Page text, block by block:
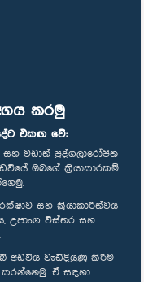
කරමු
එකඟ වේ:
වඩාත් පුද්ගලාරෝපිත
ඔබගේ ක්‍රියාකාරකම්
සහ ක්‍රියාකාරීත්වය
උපාංග විස්තර සහ
අඩවිය වැඩිදියුණු කිරීම
ඒ සඳහා